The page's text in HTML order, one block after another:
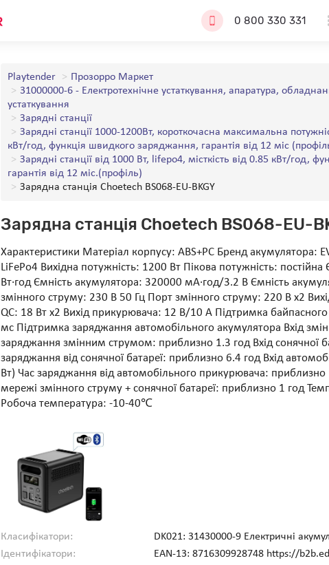
0 800 330 331
Playtender
Прозорро Маркет
31000000-6 - Електротехнічне устаткування, апаратура,
устаткування
Зарядні станції
Зарядні станції 1000-1200Вт, короткочасна максимальна
кВт/год, функція швидкого заряджання, гарантія від 12 міс
Зарядні станції від 1000 Вт, lifepo4, місткість від 0.85 кВт/год,
гарантія від 12 міс.(профіль)
Зарядна станція Choetech BS068-EU-BKGY
Зарядна станція Choetech BS068-EU-
Характеристики Матеріал корпусу: ABS+PC Бренд акумулятора:
LiFePo4 Вихідна потужність: 1200 Вт Пікова потужність:
Вт·год Ємність акумулятора: 320000 мА·год/3.2 В Ємність
змінного струму: 230 В 50 Гц Порт змінного струму: 220 В х2
QC: 18 Вт х2 Вихід прикурювача: 12 В/10 А Підтримка
мс Підтримка заряджання автомобільного акумулятора Вхід
заряджання змінним струмом: приблизно 1.3 год Вхід сонячної
заряджання від сонячної батареї: приблизно 6.4 год Вхід
Вт) Час заряджання від автомобільного прикурювача:
мережі змінного струму + сонячної батареї: приблизно 1 год
Робоча температура: -10-40℃
Класифікатори:
DK021: 31430000-9 Електричні
Ідентифікатори:
EAN-13: 8716309928748 https://